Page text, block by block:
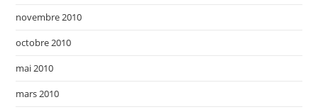
novembre 2010
octobre 2010
mai 2010
mars 2010